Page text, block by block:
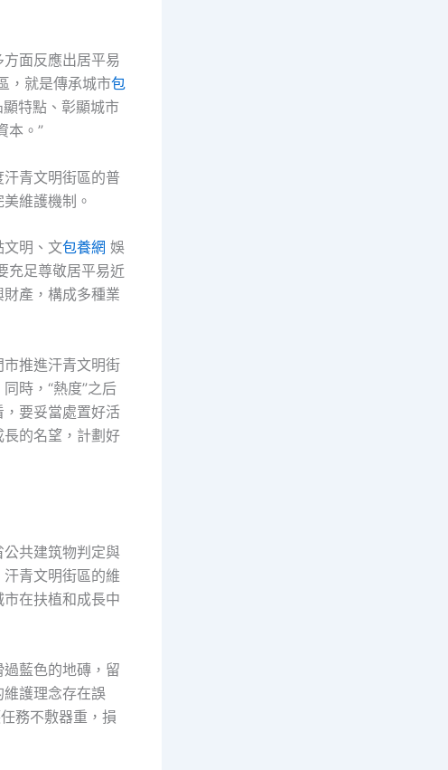
面反應出居平易
，就是傳承城市包
顯特點、彰顯城市
本。”
青文明街區的普
維護機制。
文明、文包養網 娛
充足尊敬居平易近
產，構成多種業
推進汗青文明街
時，“熱度”之后
要妥當處置好活
的名望，計劃好
共建筑物判定與
青文明街區的維
在扶植和成長中
藍色的地磚，留
護理念存在誤
務不敷器重，損